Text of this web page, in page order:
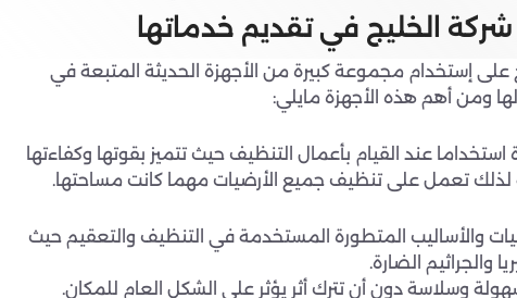
الخليج في تقديم خدماتها
على إستخدام مجموعة كبيرة من الأجهزة الحديثة المتبعة في
ومن أهم هذه الأجهزة مايلي:
عند القيام بأعمال التنظيف حيث تتميز بقوتها وكفاءتها
لذلك تعمل على تنظيف جميع الأرضيات مهما كانت مساحتها.
والأساليب المتطورة المستخدمة في التنظيف والتعقيم حيث
والجراثيم الضارة.
وسلاسة دون أن تترك أثر يؤثر على الشكل العام للمكان.